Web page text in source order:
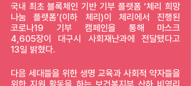
국내 최초 블록체인 기반 기부 플랫폼 ‘체리 희망
나눔 플랫폼’(이하 체리)이 체리에서 진행된
코로나19 기부 캠페인을 통해 마스크
4,605장이 대구시 사회재난과에 전달됐다고
13일 밝혔다.
다음 세대들을 위한 생명 교육과 사회적 약자들을